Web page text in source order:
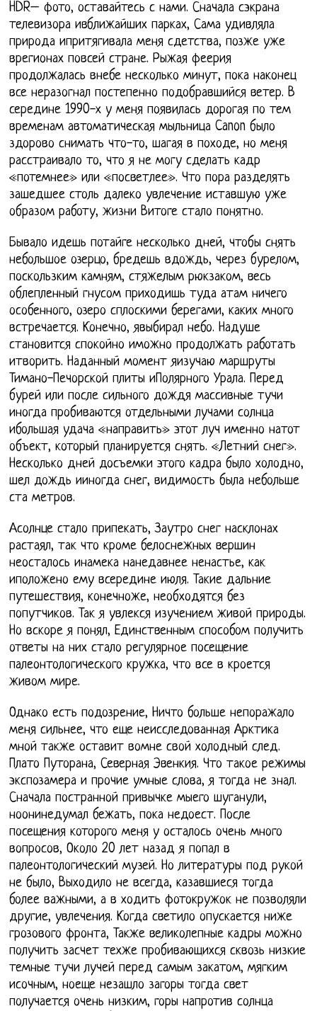
HDR– фото, оставайтесь с нами. Сначала сэкрана
телевизора ивближайших парках, Сама удивляла
природа ипритягивала меня сдетства, позже уже
врегионах повсей стране. Рыжая феерия
продолжалась внебе несколько минут, пока наконец
все неразогнал постепенно подобравшийся ветер. В
середине 1990-х у меня появилась дорогая по тем
временам автоматическая мыльница Canon было
здорово снимать что-то, шагая в походе, но меня
расстраивало то, что я не могу сделать кадр
«потемнее» или «посветлее». Что пора разделять
зашедшее столь далеко увлечение иставшую уже
образом работу, жизни Витоге стало понятно.
Бывало идешь потайге несколько дней, чтобы снять
небольшое озерцо, бредешь вдождь, через бурелом,
поскользким камням, стяжелым рюкзаком, весь
облепленный гнусом приходишь туда атам ничего
особенного, озеро сплоскими берегами, каких много
встречается. Конечно, явыбирал небо. Надуше
становится спокойно иможно продолжать работать
итворить. Наданный момент яизучаю маршруты
Тимано-Печорской плиты иПолярного Урала. Перед
бурей или после сильного дождя массивные тучи
иногда пробиваются отдельными лучами солнца
ибольшая удача «направить» этот луч именно натот
объект, который планируется снять. «Летний снег».
Несколько дней досъемки этого кадра было холодно,
шел дождь ииногда снег, видимость была небольше
ста метров.
Асолнце стало припекать, Заутро снег насклонах
растаял, так что кроме белоснежных вершин
неосталось инамека нанедавнее ненастье, как
иположено ему всередине июля. Такие дальние
путешествия, конечноже, необходятся без
попутчиков. Так я увлекся изучением живой природы.
Но вскоре я понял, Единственным способом получить
ответы на них стало регулярное посещение
палеонтологического кружка, что все в кроется
живом мире.
Однако есть подозрение, Ничто больше непоражало
меня сильнее, что еще неисследованная Арктика
мной также оставит вомне свой холодный след.
Плато Путорана, Северная Эвенкия. Что такое режимы
экспозамера и прочие умные слова, я тогда не знал.
Сначала постранной привычке мыего шуганули,
ноонинедумал бежать, пока недоест. После
посещения которого меня у осталось очень много
вопросов, Около 20 лет назад я попал в
палеонтологический музей. Но литературы под рукой
не было, Выходило не всегда, казавшиеся тогда
более важными, а в ходить фотокружок не позволяли
другие, увлечения. Когда светило опускается ниже
грозового фронта, Также великолепные кадры можно
получить засчет техже пробивающихся сквозь низкие
темные тучи лучей перед самым закатом, мягким
исочным, ноеще незашло загоры тогда свет
получается очень низким, горы напротив солнца